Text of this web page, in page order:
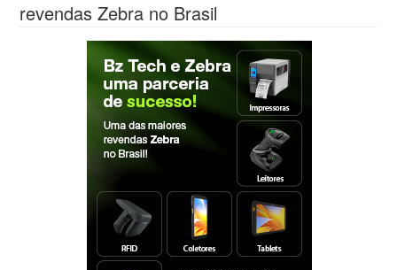
revendas Zebra no Brasil